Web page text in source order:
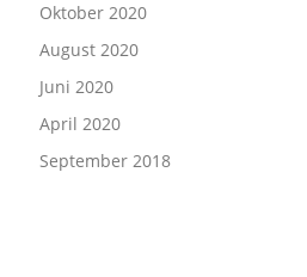
Oktober 2020
August 2020
Juni 2020
April 2020
September 2018